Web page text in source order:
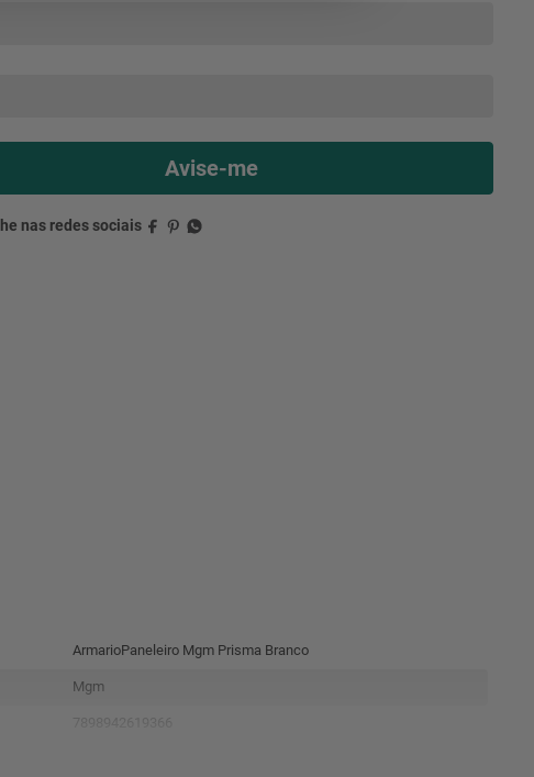
ArmarioPaneleiro Mgm Prisma Branco
Mgm